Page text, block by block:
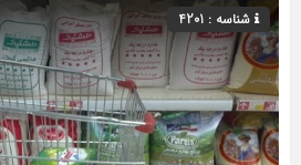
شناسه : 4201